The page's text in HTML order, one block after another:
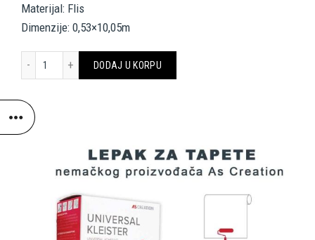
Materijal: Flis
Dimenzije: 0,53×10,05m
DODAJ U KORPU